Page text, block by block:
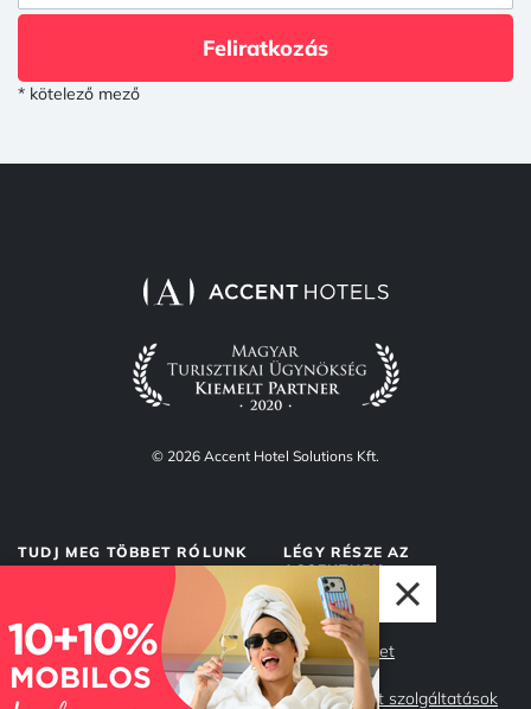
Feliratkozás
* kötelező mező
© 2026 Accent Hotel Solutions Kft.
TUDJ MEG TÖBBET RÓLUNK
Rólunk
Adatvédelem
LÉGY RÉSZE AZ
ACCENTNEK
Accent Market
Management szolgáltatások